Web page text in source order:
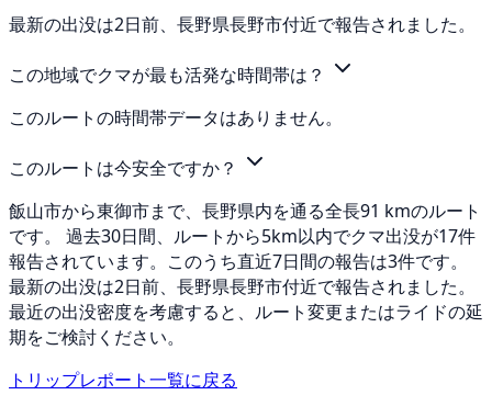
最新の出没は2日前、長野県長野市付近で報告されました。
この地域でクマが最も活発な時間帯は？
このルートの時間帯データはありません。
このルートは今安全ですか？
飯山市から東御市まで、長野県内を通る全長91 kmのルート
です。 過去30日間、ルートから5km以内でクマ出没が17件
報告されています。このうち直近7日間の報告は3件です。
最新の出没は2日前、長野県長野市付近で報告されました。
最近の出没密度を考慮すると、ルート変更またはライドの延
期をご検討ください。
トリップレポート一覧に戻る